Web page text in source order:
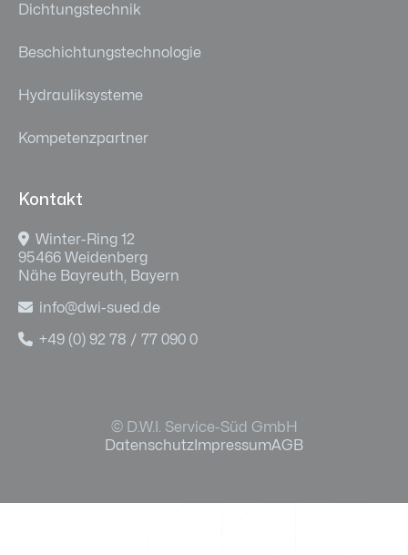
Dichtungstechnik
Beschichtungstechnologie
Hydrauliksysteme
Kompetenzpartner
Kontakt
 Winter-Ring 12
95466 Weidenberg
Nähe Bayreuth, Bayern
 info@dwi-sued.de
 +49 (0) 92 78 / 77 090 0
Datenschutz ImpressumAGB
© D.W.I. Service-Süd GmbH